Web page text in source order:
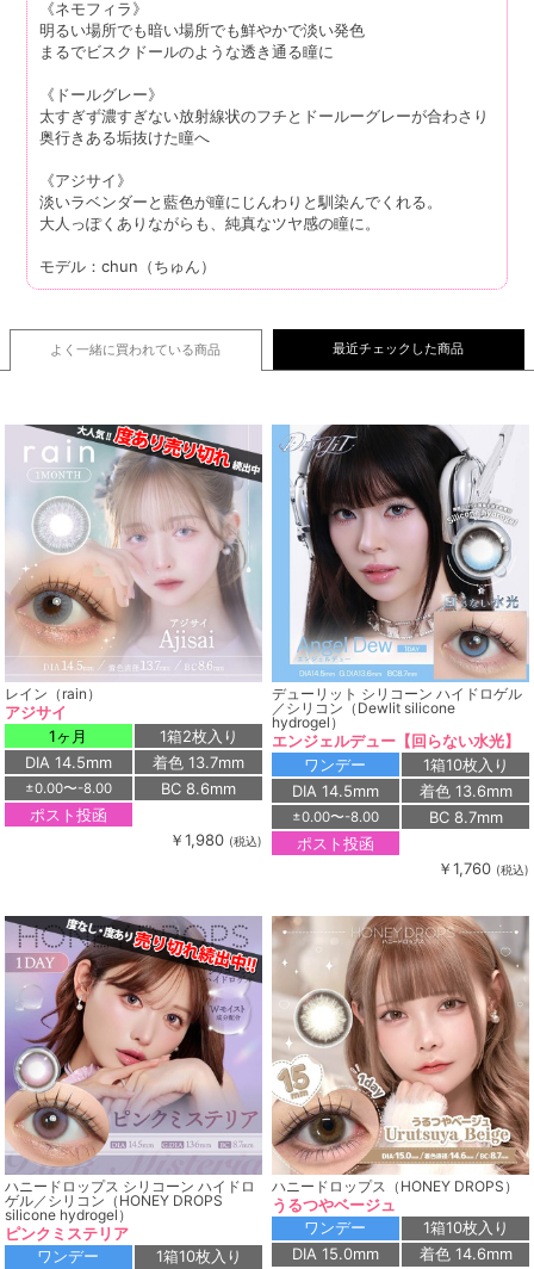
《ネモフィラ》
明るい場所でも暗い場所でも鮮やかで淡い発色
まるでビスクドールのような透き通る瞳に
《ドールグレー》
太すぎず濃すぎない放射線状のフチとドールーグレーが合わさり
奥行きある垢抜けた瞳へ
《アジサイ》
淡いラベンダーと藍色が瞳にじんわりと馴染んでくれる。
大人っぽくありながらも、純真なツヤ感の瞳に。
モデル：chun（ちゅん）
よく一緒に買われている商品 最近チェックした商品
レイン（rain）
アジサイ
1ヶ月
1箱2枚入り
DIA 14.5mm
着色 13.7mm
±0.00〜-8.00
BC 8.6mm
ポスト投函
￥1,980 (税込)
デューリット シリコーン ハイドロゲル
／シリコン（Dewlit silicone
hydrogel）
エンジェルデュー【回らない水光】
ワンデー
1箱10枚入り
DIA 14.5mm
着色 13.6mm
±0.00〜-8.00
BC 8.7mm
ポスト投函
￥1,760 (税込)
ハニードロップス シリコーン ハイドロ
ゲル／シリコン（HONEY DROPS
silicone hydrogel）
ピンクミステリア
ワンデー
1箱10枚入り
ハニードロップス（HONEY DROPS）
うるつやベージュ
ワンデー
1箱10枚入り
DIA 15.0mm
着色 14.6mm